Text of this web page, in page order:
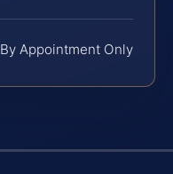
By Appointment Only